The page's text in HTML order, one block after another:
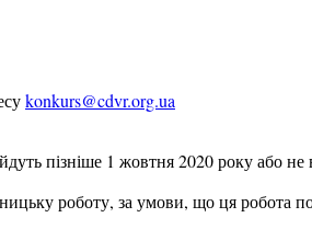
konkurs@cdvr.org.ua
пізніше 1 жовтня 2020 року або
роботу, за умови, що ця робота